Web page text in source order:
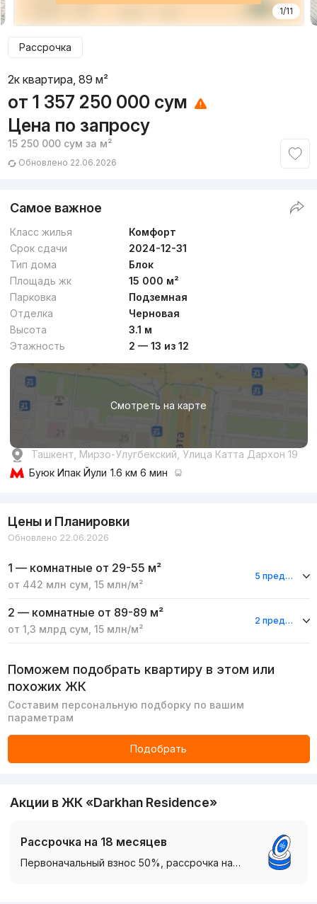
1/11
Рассрочка
2к квартира, 89 м²
от 1 357 250 000 сум
Цена по запросу
15 250 000 сум за м²
Обновлено 22.06.2026
Самое важное
Класс жилья
Комфорт
Срок сдачи
2024-12-31
Тип дома
Блок
Площадь жк
15 000 м²
Парковка
Подземная
Отделка
Черновая
Высота
3.1 м
Этажность
2 — 13 из 12
Смотреть на карте
Ташкент, Мирзо-Улугбекский, Улица Катта Дархон 19
Буюк Ипак Йули 1.6 км 6 мин
Цены и Планировки
Обновлено 22.06.2026
1 — комнатные от 29-55 м²
от 442 млн сум 15 млн/м²
5 предложений
2 — комнатные от 89-89 м²
от 1,3 млрд сум 15 млн/м²
2 предложения
Поможем подобрать квартиру в этом или
похожих ЖК
Составим персональную подборку по вашим
параметрам
Подобрать
Акции в ЖК «Darkhan Residence»
Рассрочка на 18 месяцев
Первоначальный взнос 50%, рассрочка на…